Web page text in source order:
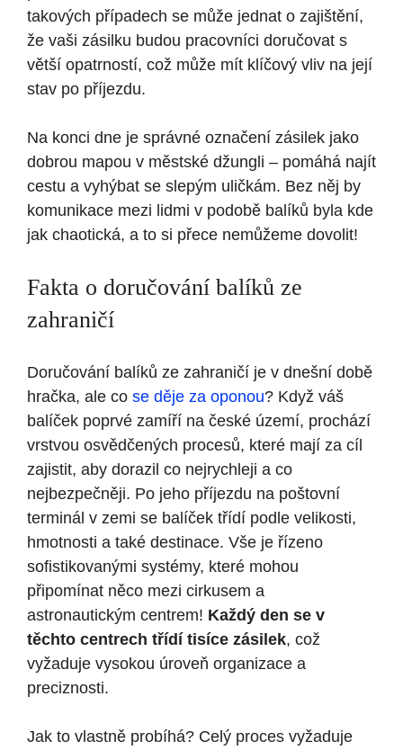
takových případech se může jednat o zajištění,
že vaši zásilku budou pracovníci doručovat s
větší opatrností, což může mít klíčový vliv na její
stav po příjezdu.
Na konci dne je správné označení zásilek jako
dobrou mapou v městské džungli – pomáhá najít
cestu a vyhýbat se slepým uličkám. Bez něj by
komunikace mezi lidmi v podobě balíků byla kde
jak chaotická, a to si přece nemůžeme dovolit!
Fakta o doručování balíků ze
zahraničí
Doručování balíků ze zahraničí je v dnešní době
hračka, ale co se děje za oponou? Když váš
balíček poprvé zamíří na české území, prochází
vrstvou osvědčených procesů, které mají za cíl
zajistit, aby dorazil co nejrychleji a co
nejbezpečněji. Po jeho příjezdu na poštovní
terminál v zemi se balíček třídí podle velikosti,
hmotnosti a také destinace. Vše je řízeno
sofistikovanými systémy, které mohou
připomínat něco mezi cirkusem a
astronautickým centrem! Každý den se v
těchto centrech třídí tisíce zásilek, což
vyžaduje vysokou úroveň organizace a
preciznosti.
Jak to vlastně probíhá? Celý proces vyžaduje